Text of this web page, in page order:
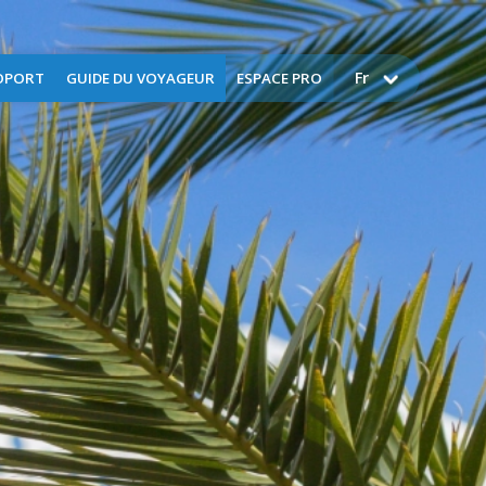
nous
GUIDE DU VOYAGEUR
FAQ
Assistance
Bagages
Consigne à bagages
Contrôles de surêté
Douanes
Enregistrement
Formalités & documents
Objets perdus - trouvés
Voyager avec des enfants
ESPACE PRO
Aérops
Catering
Demande d'entrainement
Espace presse
Guide tarifaire
Tournages et prises de vues
commerciales
Autorisations d’Occupation
Temporaire
Marchés publics
Nos métiers
Fr